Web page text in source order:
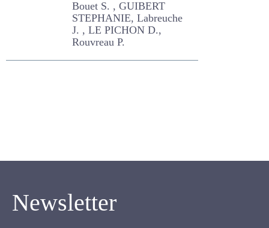
PROTIN Pierre-Vincent,
Bouet S. , GUIBERT
STEPHANIE, Labreuche J. ,
LE PICHON D., Rouvreau P.
Newsletter